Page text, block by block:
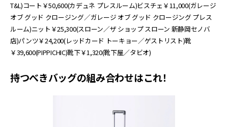
T&L)コート￥50,600(カデュネ プレスルーム)ビスチェ￥11,000(ガレージ
オブ グッド クロージング／ガレージ オブ グッド クロージング プレス
ルーム)ニット￥25,300(スローン／ザ ショップ スローン 新静岡セノバ
店)パンツ￥24,200(レッドカード トーキョー／ゲストリスト)靴
￥39,600(PIPPICHIC)靴下￥1,320(靴下屋／タビオ)
持つべきバッグの組み合わせはこれ！